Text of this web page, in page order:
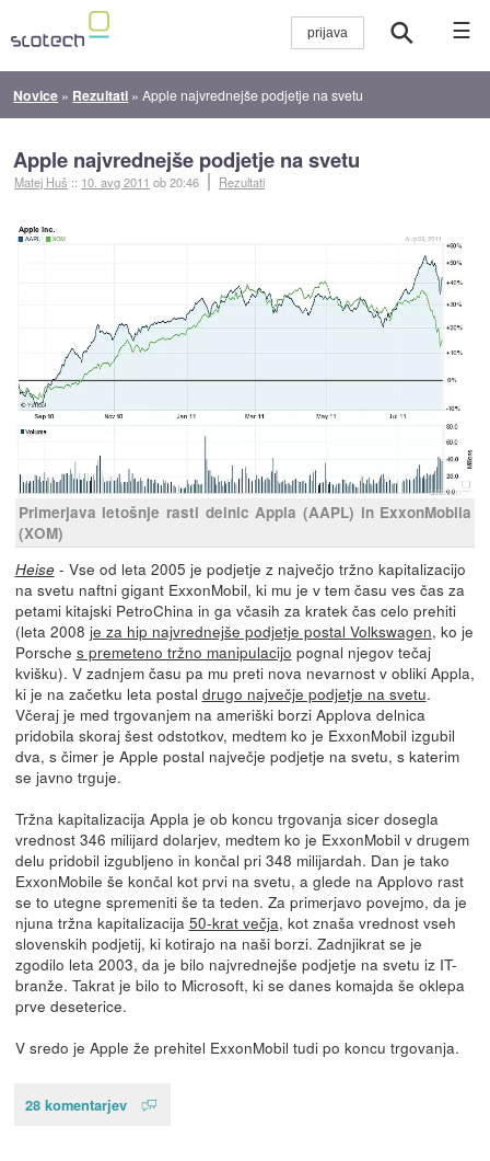
☰
Novice » Rezultati »Apple najvrednejše podjetje na svetu
Apple najvrednejše podjetje na svetu
Matej Huš :: 10. avg 2011 ob 20:46 Rezultati
Primerjava letošnje rasti delnic Appla (AAPL) in ExxonMobila
(XOM)
Heise- Vse od leta 2005 je podjetje z največjo tržno kapitalizacijo
na svetu naftni gigant ExxonMobil, ki mu je v tem času ves čas za
petami kitajski PetroChina in ga včasih za kratek čas celo prehiti
(leta 2008 je za hip najvrednejše podjetje postal Volkswagen, ko je
Porsche s premeteno tržno manipulacijo pognal njegov tečaj
kvišku). V zadnjem času pa mu preti nova nevarnost v obliki Appla,
ki je na začetku leta postal drugo največje podjetje na svetu.
Včeraj je med trgovanjem na ameriški borzi Applova delnica
pridobila skoraj šest odstotkov, medtem ko je ExxonMobil izgubil
dva, s čimer je Apple postal največje podjetje na svetu, s katerim
se javno trguje.
Tržna kapitalizacija Appla je ob koncu trgovanja sicer dosegla
vrednost 346 milijard dolarjev, medtem ko je ExxonMobil v drugem
delu pridobil izgubljeno in končal pri 348 milijardah. Dan je tako
ExxonMobile še končal kot prvi na svetu, a glede na Applovo rast
se to utegne spremeniti še ta teden. Za primerjavo povejmo, da je
njuna tržna kapitalizacija 50-krat večja, kot znaša vrednost vseh
slovenskih podjetij, ki kotirajo na naši borzi. Zadnjikrat se je
zgodilo leta 2003, da je bilo najvrednejše podjetje na svetu iz IT-
branže. Takrat je bilo to Microsoft, ki se danes komajda še oklepa
prve deseterice.
V sredo je Apple že prehitel ExxonMobil tudi po koncu trgovanja.
28 komentarjev